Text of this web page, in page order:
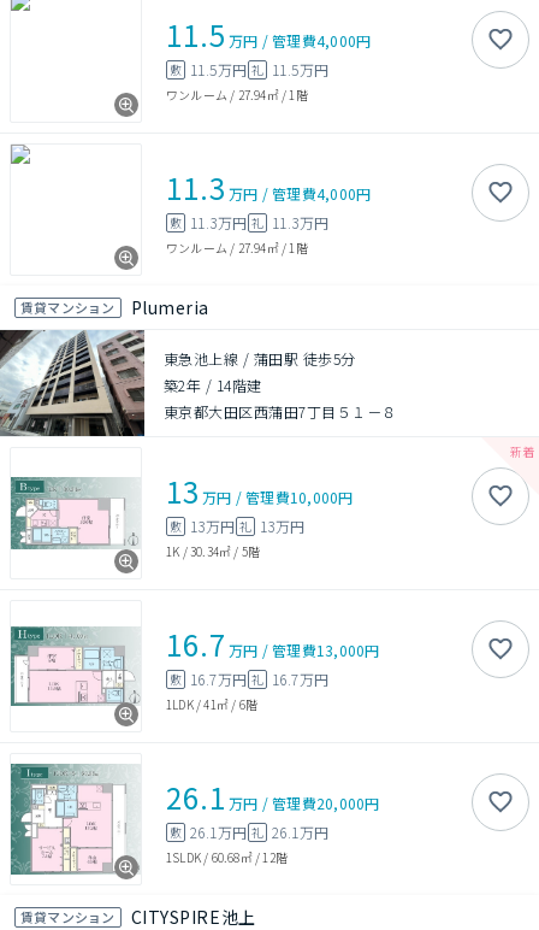
11.5 万円 /管理費4,000円
敷 11.5万円 礼 11.5万円
ワンルーム / 27.94㎡/ 1階
11.3 万円 /管理費4,000円
敷 11.3万円 礼 11.3万円
ワンルーム / 27.94㎡/ 1階
賃貸マンション Plumeria
東急池上線 / 蒲田駅 徒歩5分
築2年 / 14階建
東京都大田区西蒲田7丁目５１－８
13 万円 /管理費10,000円
敷 13万円 礼 13万円
1K /30.34㎡ / 5階
16.7 万円 /管理費13,000円
敷 16.7万円 礼 16.7万円
1LDK/41㎡ / 6階
26.1 万円 /管理費20,000円
敷 26.1万円 礼 26.1万円
1SLDK / 60.68㎡/ 12階
賃貸マンション CITYSPIRE池上